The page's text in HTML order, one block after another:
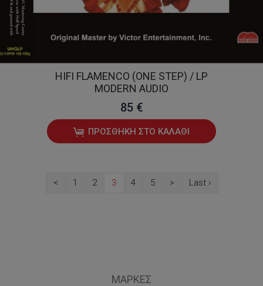
HIFI FLAMENCO (ONE STEP) / LP
MODERN AUDIO
85 €
ΠΡΟΣΘΉΚΗ ΣΤΟ ΚΑΛΆΘΙ
< 1 2 3 4 5 > Last ›
ΜΆΡΚΕΣ